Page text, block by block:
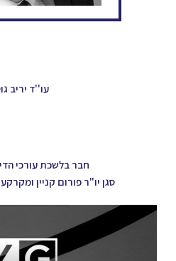
עו''ד יריב
חבר בלשכת עורכי הדין
סגן יו"ר פורום קניין